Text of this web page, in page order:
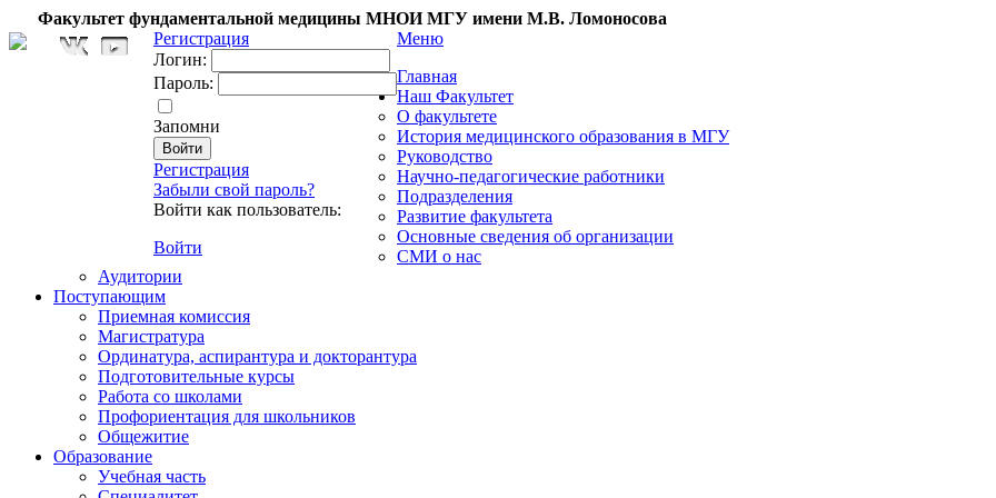
Факультет фундаментальной медицины МНОИ МГУ имени М.В. Ломоносова
Регистрация
Логин:
Пароль:
Запомни
Регистрация
Забыли свой пароль?
Войти как пользователь:
Войти
Меню
Главная
Наш Факультет
О факультете
История медицинского образования в МГУ
Руководство
Научно-педагогические работники
Подразделения
Развитие факультета
Основные сведения об организации
СМИ о нас
Аудитории
Поступающим
Приемная комиссия
Магистратура
Ординатура, аспирантура и докторантура
Подготовительные курсы
Работа со школами
Профориентация для школьников
Общежитие
Образование
Учебная часть